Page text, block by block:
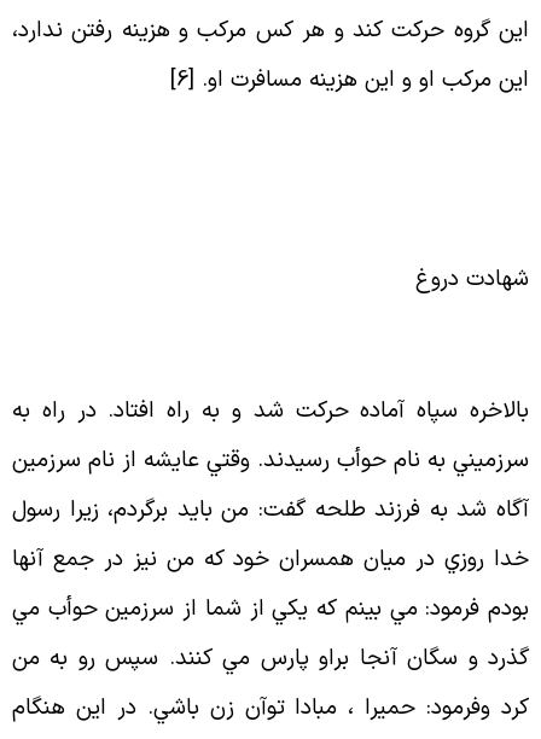
گروه حركت كند و هر كس مركب و هزينه رفتن ندارد،
مركب او و اين هزينه مسافرت او . [
]
دروغ
سپاه آماده حركت شد و به راه افتاد. در راه به
به نام حوأب رسيدند. وقتي عايشه از نام سرزمين
شد به فرزند طلحه گفت: من بايد برگردم، زيرا رسول
روزي در ميان همسران خود كه من نيز در جمع آنها
فرمود: مي بينم كه يكي از شما از سرزمين حوأب مي
و سگان آنجا براو پارس مي كنند. سپس رو به من
وفرمود: حميرا ، مبادا توآن زن باشي. در اين هنگام